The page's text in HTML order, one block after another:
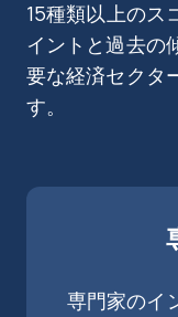
15種類以上のス
イントと過去の
要な経済セクタ
す。
専門家のイ